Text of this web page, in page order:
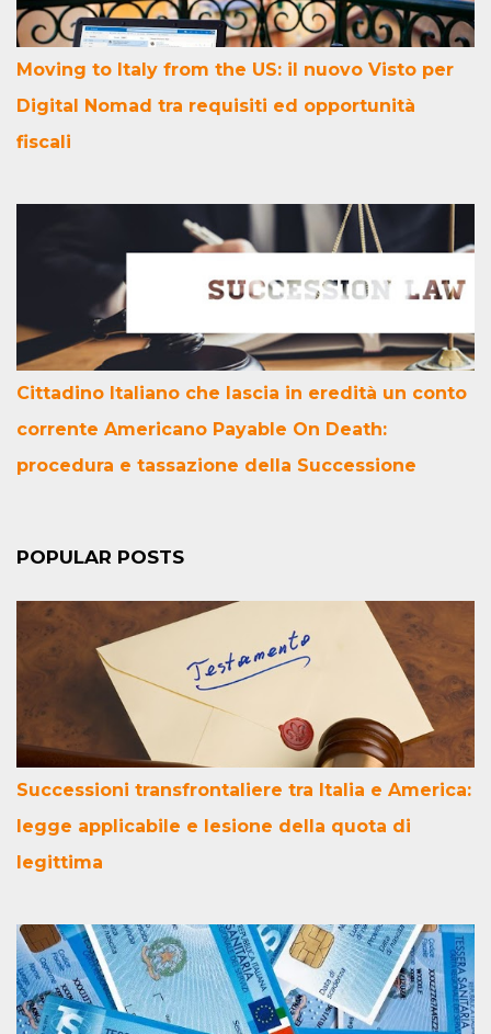
Moving to Italy from the US: il nuovo Visto per
Digital Nomad tra requisiti ed opportunità
fiscali
Cittadino Italiano che lascia in eredità un conto
corrente Americano Payable On Death:
procedura e tassazione della Successione
POPULAR POSTS
Successioni transfrontaliere tra Italia e America:
legge applicabile e lesione della quota di
legittima